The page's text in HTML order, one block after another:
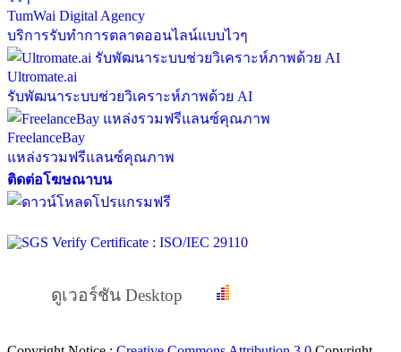
TumWai Digital Agency
บริการรับทำการตลาดออนไลน์แบบไวๆ
Ultromate.ai
รับพัฒนาระบบช่วยวิเคราะห์ภาพด้วย AI
FreelanceBay
แหล่งรวมฟรีแลนซ์คุณภาพ
ติดต่อโฆษณาบน
ดูเวอร์ชัน Desktop